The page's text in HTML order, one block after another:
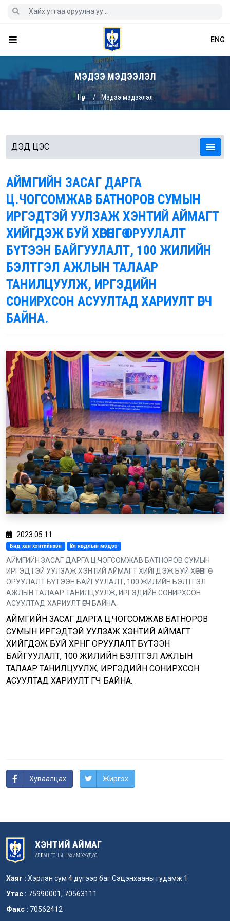
ENG
МЭДЭЭ МЭДЭЭЛЭЛ
Нүүр Мэдээ мэдээлэл
ДЭД ЦЭС
АЙМГИЙН ЗАСАГ ДАРГА
Ц.ЧОГСОМЖАВ БАТНОРОВ СУМЫН
ИРГЭДТЭЙ УУЛЗАЖ ХЭНТИЙ АЙМАГТ
ХИЙГДЭЖ БУЙ ХӨРӨНГӨ ОРУУЛАЛТ
БҮТЭЭН БАЙГУУЛАЛТ, 100 ЖИЛИЙН
БЭЛТГЭЛ АЖЛЫН ТАЛААР
ТАНИЛЦУУЛЖ, ИРГЭДИЙН
СОНИРХСОН АСУУЛТАД ХАРИУЛТ ӨГЧ
БАЙНА.
2023.05.11
Бид хан хэнтийнхэн Үйл явдлын мэдээ
АЙМГИЙН ЗАСАГ ДАРГА Ц.ЧОГСОМЖАВ БАТНОРОВ СУМЫН
ИРГЭДТЭЙ УУЛЗАЖ ХЭНТИЙ АЙМАГТ ХИЙГДЭЖ БУЙ ХӨРӨНГӨ
ОРУУЛАЛТ БҮТЭЭН БАЙГУУЛАЛТ, 100 ЖИЛИЙН БЭЛТГЭЛ
АЖЛЫН ТАЛААР ТАНИЛЦУУЛЖ, ИРГЭДИЙН СОНИРХСОН
АСУУЛТАД ХАРИУЛТ ӨГЧ БАЙНА.
АЙМГИЙН ЗАСАГ ДАРГА Ц.ЧОГСОМЖАВ БАТНОРОВ
СУМЫН ИРГЭДТЭЙ УУЛЗАЖ ХЭНТИЙ АЙМАГТ
ХИЙГДЭЖ БУЙ ХӨРӨНГӨ ОРУУЛАЛТ БҮТЭЭН
БАЙГУУЛАЛТ, 100 ЖИЛИЙН БЭЛТГЭЛ АЖЛЫН
ТАЛААР ТАНИЛЦУУЛЖ, ИРГЭДИЙН СОНИРХСОН
АСУУЛТАД ХАРИУЛТ ӨГЧ БАЙНА.
Хуваалцах Жиргэх
ХЭНТИЙ АЙМАГ
АЛБАН ЁСНЫ ЦАХИМ ХУУДАС
Хаяг : Хэрлэн сум 4 дүгээр баг Сэцэнхааны гудамж 1
Утас : 75990001, 70563111
Факс : 70562412